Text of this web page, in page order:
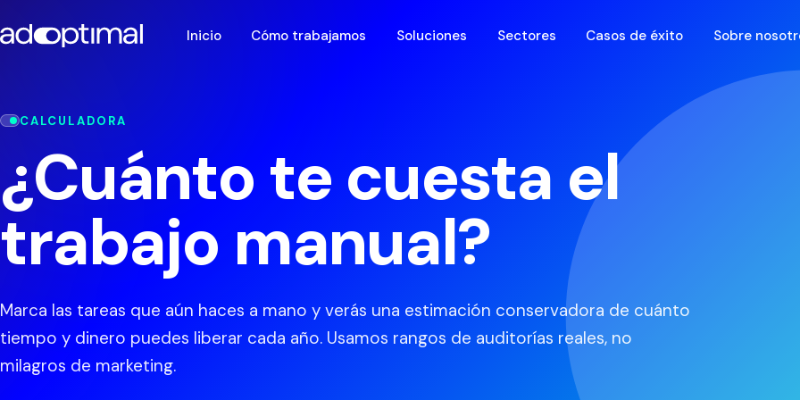
Inicio Cómo trabajamos Soluciones Sectores Casos de éxito Sobre
CALCULADORA
¿Cuánto te cuesta el
trabajo manual?
Marca las tareas que aún haces a mano y verás una estimación conservadora de cuánto
tiempo y dinero puedes liberar cada año. Usamos rangos de auditorías reales, no
milagros de marketing.